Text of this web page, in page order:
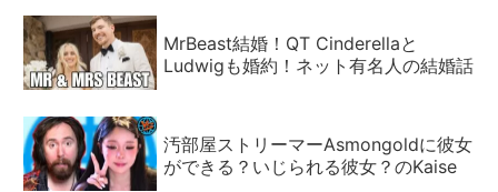
MrBeast結婚！QT Cinderellaと
Ludwigも婚約！ネット有名人の結婚話
汚部屋ストリーマーAsmongoldに彼女
ができる？いじられる彼女？のKaise